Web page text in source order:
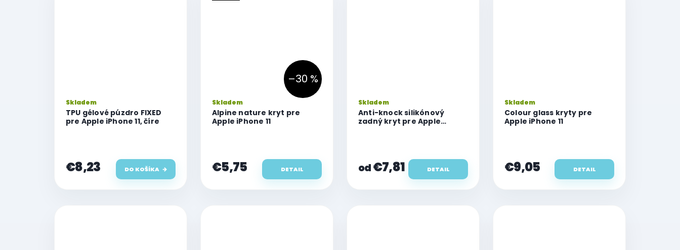
TPU gélové púzdro FIXED
pre Apple iPhone 11, číre
Skladem
€8,23 DO KOŠÍKA
–30 %
Alpine nature kryt pre
Apple iPhone 11
Skladem
€5,75 DETAIL
Anti-knock silikónový
zadný kryt pre Apple
Skladem
od€7,81 DETAIL
Colour glass kryty pre
Apple iPhone 11
Skladem
€9,05 DETAIL